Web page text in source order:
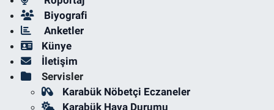
Biyografi
Anketler
Künye
İletişim
Servisler
Karabük Nöbetçi Eczaneler
Karabük Hava Durumu